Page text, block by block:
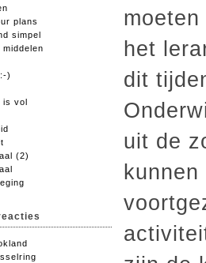
plans
simpel
middelen
)
is vol
(2)
het
dit
uit de